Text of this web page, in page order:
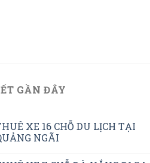
GẦN ĐÂY
XE 16 CHỖ DU LỊCH TẠI
NGÃI